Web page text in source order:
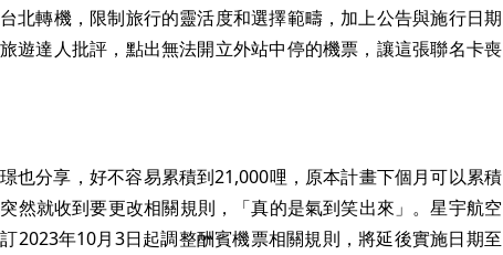
北轉機，限制旅行的靈活度和選擇範疇，加上公告與施行日期
遊達人批評，點出無法開立外站中停的機票，讓這張聯名卡喪
也分享，好不容易累積到21,000哩，原本計畫下個月可以累積
然就收到要更改相關規則，「真的是氣到笑出來」。星宇航空
2023年10月3日起調整酬賓機票相關規則，將延後實施日期至